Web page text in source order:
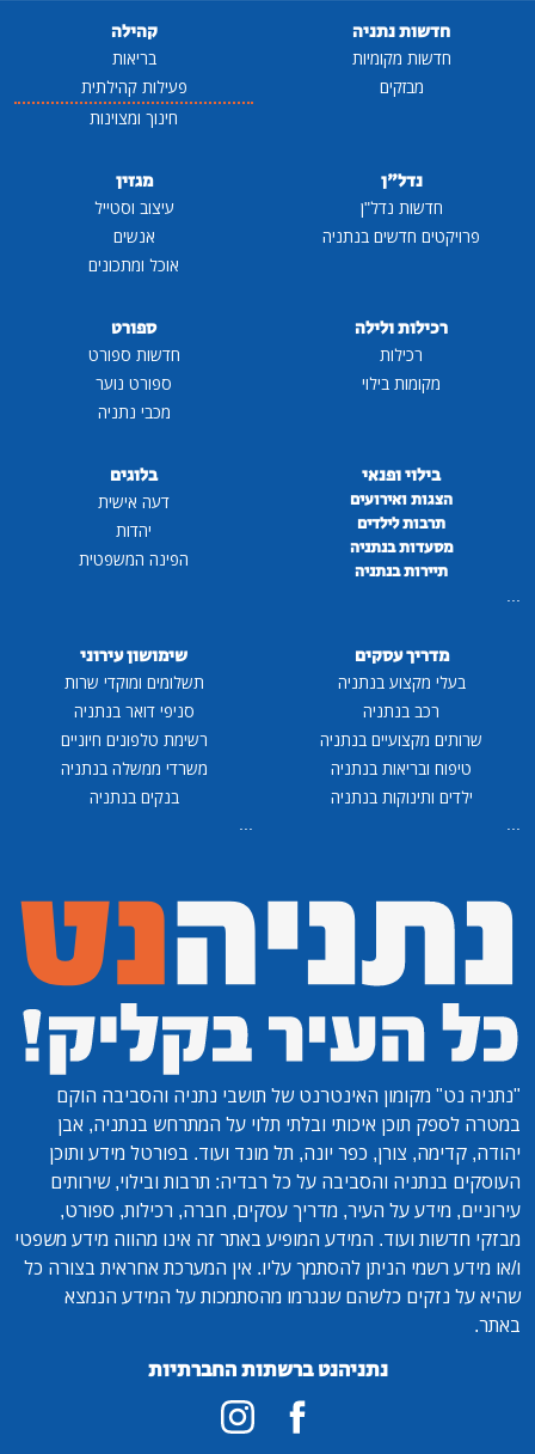
חדשות נתניה
חדשות מקומיות
מבזקים
קהילה
בריאות
פעילות קהילתית
חינוך ומצוינות
נדל"ן
חדשות נדל"ן
פרויקטים חדשים בנתניה
מגזין
עיצוב וסטייל
אנשים
אוכל ומתכונים
רכילות ולילה
רכילות
מקומות בילוי
ספורט
חדשות ספורט
ספורט נוער
מכבי נתניה
בילוי ופנאי
הצגות ואירועים
תרבות לילדים
מסעדות בנתניה
תיירות בנתניה
בלוגים
דעה אישית
יהדות
הפינה המשפטית
מדריך עסקים
בעלי מקצוע בנתניה
רכב בנתניה
שרותים מקצועיים בנתניה
טיפוח ובריאות בנתניה
ילדים ותינוקות בנתניה
שימושון עירוני
תשלומים ומוקדי שרות
סניפי דואר בנתניה
רשימת טלפונים חיוניים
משרדי ממשלה בנתניה
בנקים בנתניה
"נתניה נט" מקומון האינטרנט של תושבי נתניה והסביבה הוקם
במטרה לספק תוכן איכותי ובלתי תלוי על המתרחש בנתניה, אבן
יהודה, קדימה, צורן, כפר יונה, תל מונד ועוד. בפורטל מידע ותוכן
העוסקים בנתניה והסביבה על כל רבדיה: תרבות ובילוי, שירותים
עירוניים, מידע על העיר, מדריך עסקים, חברה, רכילות, ספורט,
מבזקי חדשות ועוד. המידע המופיע באתר זה אינו מהווה מידע משפטי
ו/או מידע רשמי הניתן להסתמך עליו. אין המערכת אחראית בצורה כל
שהיא על נזקים כלשהם שנגרמו מהסתמכות על המידע הנמצא
באתר.
נתניהנט ברשתות החברתיות